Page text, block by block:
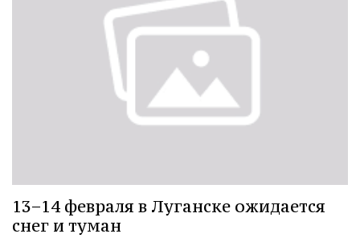
13−14 февраля в Луганске ожидается
снег и туман